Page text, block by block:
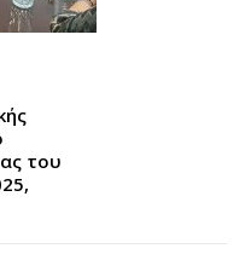
του